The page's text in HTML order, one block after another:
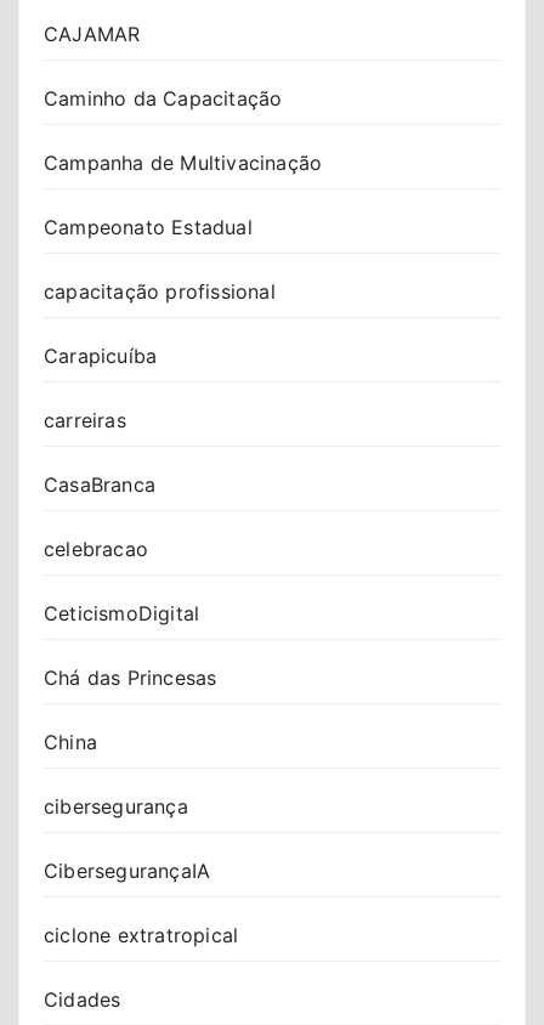
CAJAMAR
Caminho da Capacitação
Campanha de Multivacinação
Campeonato Estadual
capacitação profissional
Carapicuíba
carreiras
CasaBranca
celebracao
CeticismoDigital
Chá das Princesas
China
cibersegurança
CibersegurançaIA
ciclone extratropical
Cidades